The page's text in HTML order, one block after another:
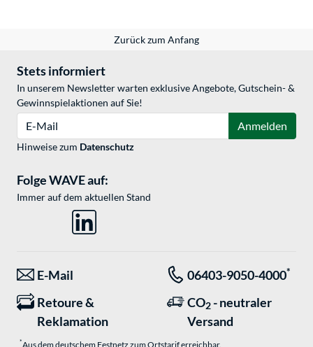
Zurück zum Anfang
Stets informiert
In unserem Newsletter warten exklusive Angebote, Gutschein- &
Gewinnspielaktionen auf Sie!
Anmelden
Hinweise zum Datenschutz
Folge WAVE auf:
Immer auf dem aktuellen Stand
E-Mail 06403-9050-4000*
Retoure &
Reklamation
CO2 - neutraler
Versand
*Aus dem deutschem Festnetz zum Ortstarif erreichbar.